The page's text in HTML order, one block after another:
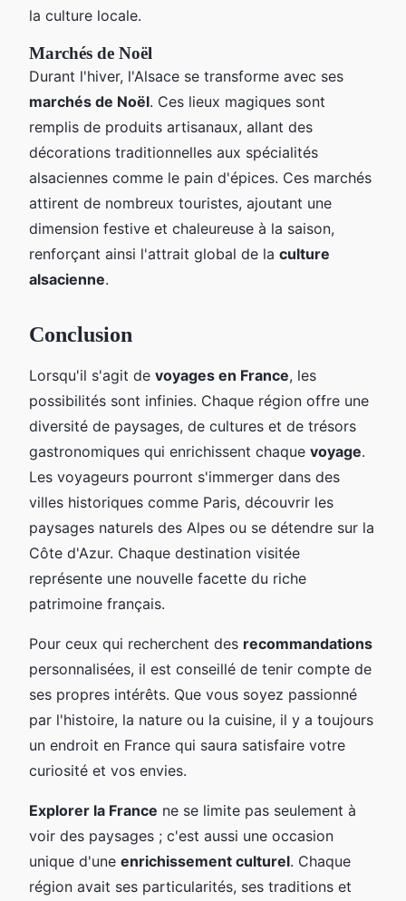
la culture locale.
Marchés de Noël
Durant l'hiver, l'Alsace se transforme avec ses
marchés de Noël. Ces lieux magiques sont
remplis de produits artisanaux, allant des
décorations traditionnelles aux spécialités
alsaciennes comme le pain d'épices. Ces marchés
attirent de nombreux touristes, ajoutant une
dimension festive et chaleureuse à la saison,
renforçant ainsi l'attrait global de la culture
alsacienne.
Conclusion
Lorsqu'il s'agit de voyages en France, les
possibilités sont infinies. Chaque région offre une
diversité de paysages, de cultures et de trésors
gastronomiques qui enrichissent chaque voyage.
Les voyageurs pourront s'immerger dans des
villes historiques comme Paris, découvrir les
paysages naturels des Alpes ou se détendre sur la
Côte d'Azur. Chaque destination visitée
représente une nouvelle facette du riche
patrimoine français.
Pour ceux qui recherchent des recommandations
personnalisées, il est conseillé de tenir compte de
ses propres intérêts. Que vous soyez passionné
par l'histoire, la nature ou la cuisine, il y a toujours
un endroit en France qui saura satisfaire votre
curiosité et vos envies.
Explorer la France ne se limite pas seulement à
voir des paysages ; c'est aussi une occasion
unique d'une enrichissement culturel. Chaque
région avait ses particularités, ses traditions et